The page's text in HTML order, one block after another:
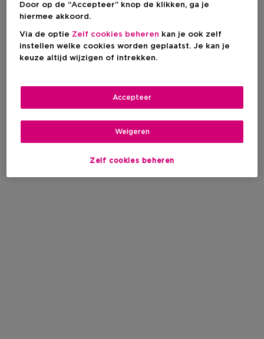
Door op de “Accepteer” knop de klikken, ga je
hiermee akkoord.
Via de optie Zelf cookies beheren kan je ook zelf
instellen welke cookies worden geplaatst. Je kan je
keuze altijd wijzigen of intrekken.
Zelf cookies beheren
Weigeren
Accepteer